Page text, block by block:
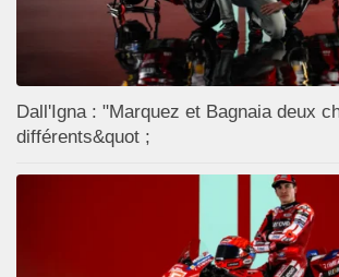
Dall'Igna : "Marquez et Bagnaia deux
différents&quot ;